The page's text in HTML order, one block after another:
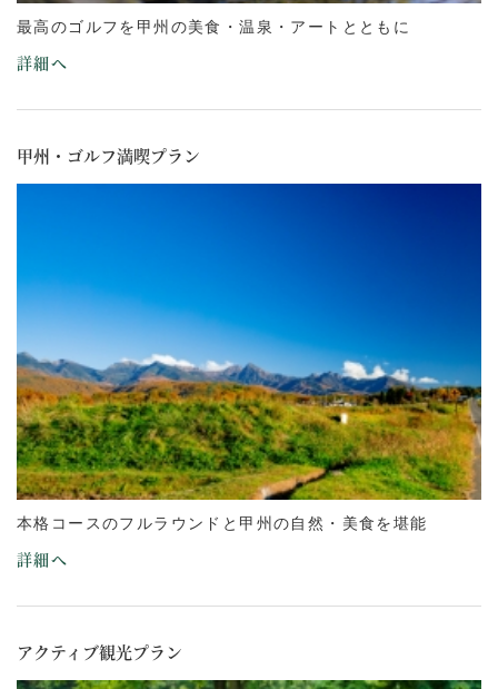
最高のゴルフを甲州の美食・温泉・アートとともに
詳細へ
甲州・ゴルフ満喫プラン
本格コースのフルラウンドと甲州の自然・美食を堪能
詳細へ
アクティブ観光プラン